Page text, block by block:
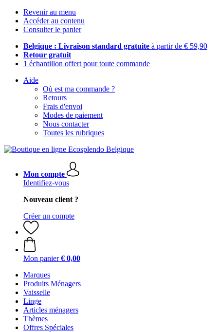
Revenir au menu
Accéder au contenu
Consulter le panier
Belgique : Livraison standard gratuite à partir de € 59,90
Retour gratuit
1 échantillon offert pour toute commande
Aide
Où est ma commande ?
Retours
Frais d'envoi
Modes de paiement
Nous contacter
Toutes les rubriques
Mon compte
Identifiez-vous
Nouveau client ?
Créer un compte
Mon panier € 0,00
Marques
Produits Ménagers
Vaisselle
Linge
Articles ménagers
Thèmes
Offres Spéciales